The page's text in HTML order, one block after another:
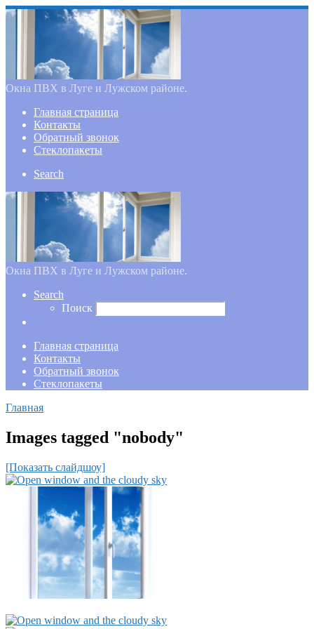
Окна ПВХ в Луге и Лужском районе.
Главная страница
Контакты
Обратный звонок
Стеклопакеты
Search
Окна ПВХ в Луге и Лужском районе.
Search
Поиск
Главная страница
Контакты
Обратный звонок
Стеклопакеты
Главная
Images tagged "nobody"
[Показать слайдшоу]